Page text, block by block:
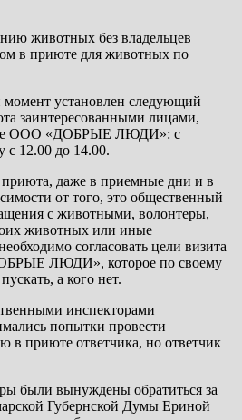
животных без владельцев
в приюте для животных по
установлен следующий
заинтересованными лицами,
ООО «ДОБРЫЕ ЛЮДИ»: с
с 12.00 до 14.00.
даже в приемные дни и в
от того, это общественный
с животными, волонтеры,
животных или иные
согласовать цели визита
ЛЮДИ», которое по своему
а кого нет.
инспекторами
попытки провести
в приюте ответчика, но ответчик
были вынуждены обратиться за
Губернской Думы Ериной